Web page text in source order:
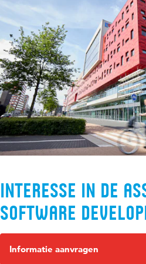
Interesse in de
Software
Informatie aanvragen